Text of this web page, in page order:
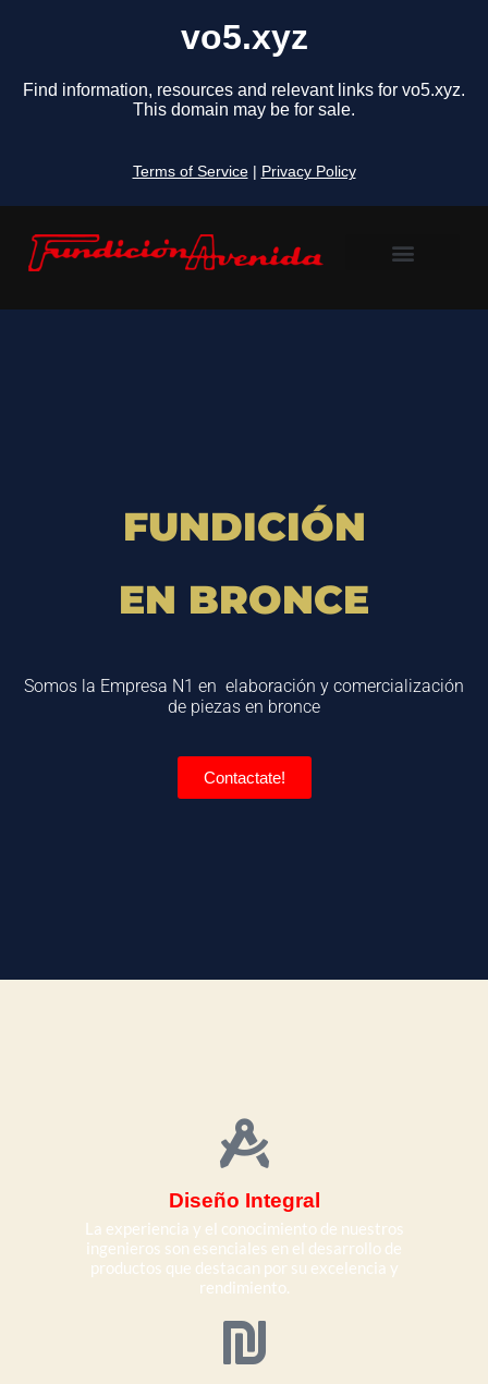
vo5.xyz
Find information, resources and relevant links for vo5.xyz.
This domain may be for sale.
Terms of Service Privacy Policy
FUNDICIÓN
EN BRONCE
Somos la Empresa N1 en elaboración y comercialización
de piezas en bronce
Contactate!
Diseño Integral
La experiencia y el conocimiento de nuestros
ingenieros son esenciales en el desarrollo de
productos que destacan por su excelencia y
rendimiento.